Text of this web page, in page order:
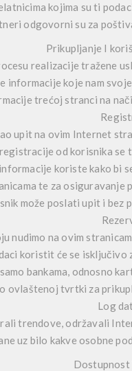
kojima su ti
odgovorni su za
Prikupljanje I
realizacije tražene
informacije koje nam
trećoj stranci na
upit na ovim Internet
od korisnika se
koriste kako bi
te za
može poslati upit i bez
nudimo na ovim
koristit će se
bankama, odnosno
ovlaštenoj tvrtki za
Log
trendove, održavali
uz bilo kakve osobne